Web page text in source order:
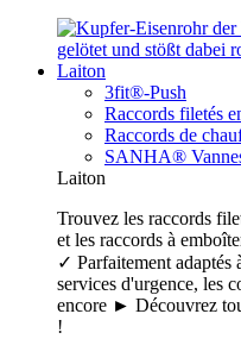
Laiton
3fit®-Push
Raccords filetés
Raccords de
SANHA®
Laiton
Trouvez les raccords
et les raccords à
✓ Parfaitement adaptés
services d'urgence, les
encore ► Découvrez
!